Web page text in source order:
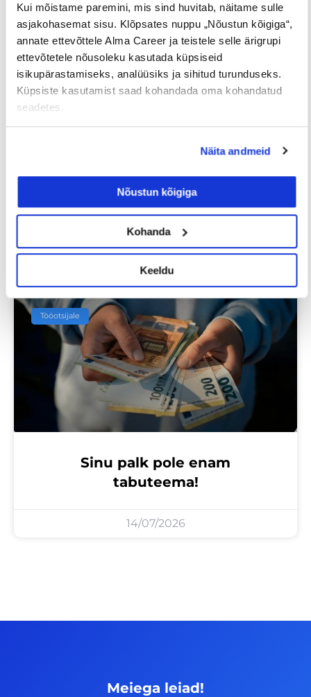
Kui mõistame paremini, mis sind huvitab, näitame sulle
asjakohasemat sisu. Klõpsates nuppu „Nõustun kõigiga“,
annate ettevõttele Alma Career ja teistele selle ärigrupi
ettevõtetele nõusoleku kasutada küpsiseid
isikupärastamiseks, analüüsiks ja sihitud turunduseks.
Küpsiste kasutamist saad kohandada oma kohandatud
seadetes.
Näita andmeid
Nõustun kõigiga
Kohanda
Keeldu
Uuringud
Iga neljas eestlane on käinud
tööintervjuul ilma tegeliku
vahetuskavatsuseta
23/07/2026
Tööotsijale
Sinu palk pole enam
tabuteema!
14/07/2026
Meiega leiad!